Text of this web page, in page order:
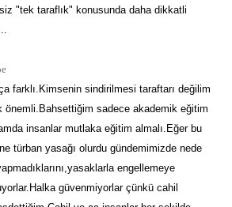
"tek taraflık" konusunda daha dikkatli
farklı.Kimsenin sindirilmesi taraftarı değilim
sadece akademik eğitim
insanlar mutlaka eğitim almalı.Eğer bu
türban yasağı olurdu gündemimizde nede
engellemeye
güvenmiyorlar çünkü cahil